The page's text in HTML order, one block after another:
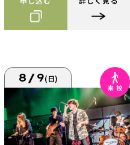
8/9(日)